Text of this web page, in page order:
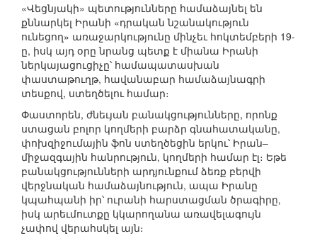
«Վեցնյակի» պետությունները համաձայնել են
քննարկել Իրանի «դրական նշանակություն
ունեցող» առաջարկությունը մինչեւ հոկտեմբերի 19-
ը, իսկ այդ օրը նրանց պետք է միանա Իրանի
ներկայացուցիչը՝ համապատասխան
փաստաթուղթ, հավանաբար համաձայնագրի
տեսքով, ստեղծելու համար։
Փաստորեն, ժնեւյան բանակցությունները, որոնք
ստացան բոլոր կողմերի բարձր գնահատականը,
փոխզիջումային ֆոն ստեղծեցին երկու՝ Իրան–
միջազգային հանրություն, կողմերի համար էլ։ Եթե
բանակցությունների արդյունքում ձեռք բերվի
վերջնական համաձայնություն, ապա Իրանը
կպահպանի իր՝ ուրանի հարստացման ծրագիրը,
իսկ արեւմուտքը կկարողանա առավելագույն
չափով վերահսկել այն։